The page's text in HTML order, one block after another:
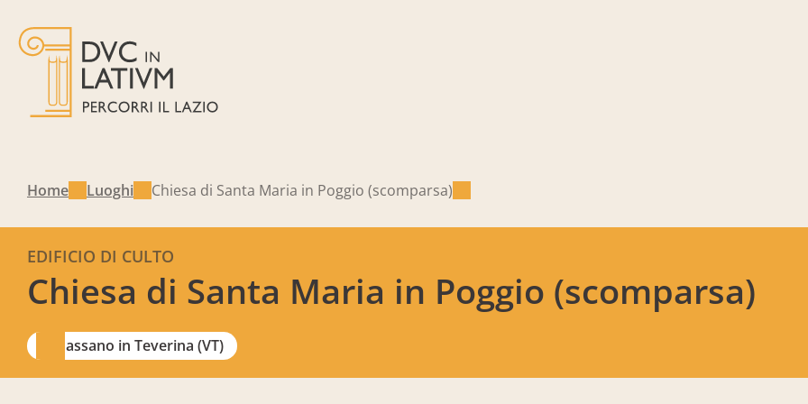
Home Luoghi Chiesa di Santa Maria in Poggio (scomparsa)
Chiesa di Santa Maria in Poggio (scomparsa)
EDIFICIO DI CULTO
Bassano in Teverina (VT)